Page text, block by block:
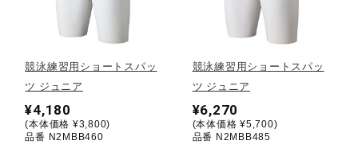
インナー
寝具／ミズノスリープ
競泳練習用ショートスパッ
ツ ジュニア
¥4,180
(本体価格 ¥3,800)
品番 N2MBB460
競泳練習用ショートスパッ
ツ ジュニア
¥6,270
(本体価格 ¥5,700)
品番 N2MBB485